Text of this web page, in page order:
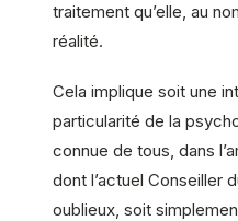
traitement qu’elle, au
réalité.
Cela implique soit une
particularité de la
connue de tous, dans
dont l’actuel Conseiller
oublieux, soit